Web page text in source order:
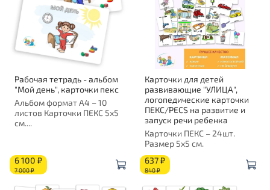
Рабочая тетрадь - альбом
"Мой день", карточки пекс
Альбом формат А4 – 10
листов Карточки ПЕКС 5х5
см....
6 100 ₽
7 000 ₽
Карточки для детей
развивающие "УЛИЦА",
логопедические карточки
ПЕКС/PECS на развитие и
запуск речи ребенка
Карточки ПЕКС – 24шт.
Размер 5х5 см.
637 ₽
840 ₽